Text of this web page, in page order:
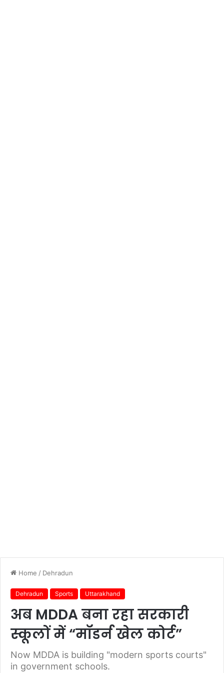
Home / Dehradun
Dehradun Sports Uttarakhand
अब MDDA बना रहा सरकारी
स्कूलों में “मॉडर्न खेल कोर्ट”
Now MDDA is building "modern sports courts"
in government schools.